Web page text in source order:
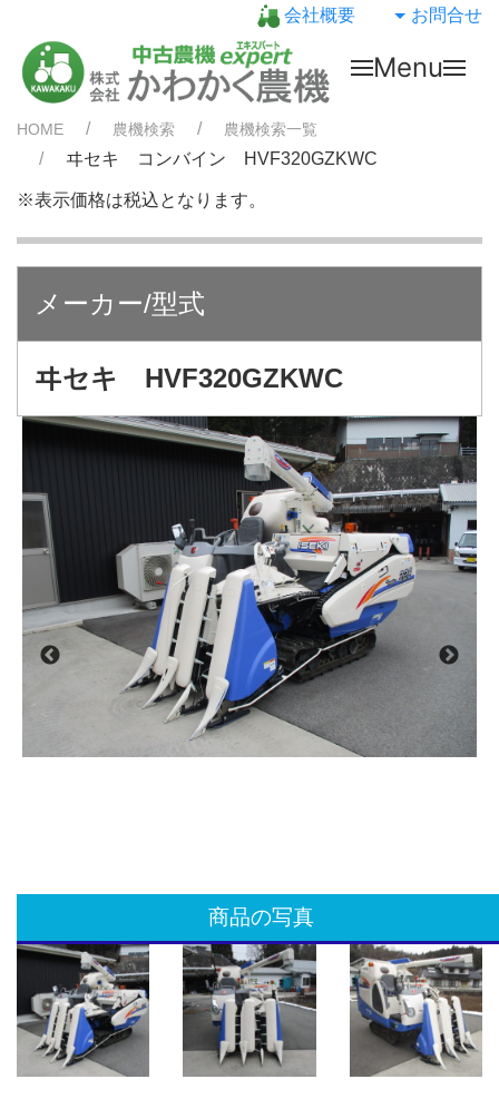
会社概要 お問合せ
Menu
HOME 農機検索 農機検索一覧
ヰセキ コンバイン HVF320GZKWC
※表示価格は税込となります。
メーカー/型式
ヰセキ HVF320GZKWC
商品の写真